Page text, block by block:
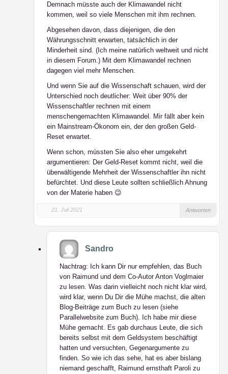
Demnach müsste auch der Klimawandel nicht
kommen, weil so viele Menschen mit ihm rechnen.
Abgesehen davon, dass diejenigen, die den
Währungsschnitt erwarten, tatsächlich in der
Minderheit sind. (Ich meine natürlich weltweit und nicht
in diesem Forum.) Mit dem Klimawandel rechnen
dagegen viel mehr Menschen.
Und wenn Sie auf die Wissenschaft schauen, wird der
Unterschied noch deutlicher: Weit über 90% der
Wissenschaftler rechnen mit einem
menschengemachten Klimawandel. Mir fällt aber kein
ein Mainstream-Ökonom ein, der den großen Geld-
Reset erwartet.
Wenn schon, müssten Sie also eher umgekehrt
argumentieren: Der Geld-Reset kommt nicht, weil die
überwältigende Mehrheit der Wissenschaftler ihn nicht
befürchtet. Und diese Leute sollten schließlich Ahnung
von der Materie haben 😉
21. Juli 2021 Antworten
Sandro
Nachtrag: Ich kann Dir nur empfehlen, das Buch
von Raimund und dem Co-Autor Anton Voglmaier
zu lesen. Was darin vielleicht noch nicht klar wird,
wird klar, wenn Du Dir die Mühe machst, die alten
Blog-Beiträge zum Buch zu lesen (siehe
Parallelwebsite zum Buch). Ich habe mir diese
Mühe gemacht. Es gab durchaus Leute, die sich
bereits selbst mit dem Geldsystem beschäftigt
hatten und versuchten, Gegenargumente zu
finden. So wie ich das sehe, hat es aber bislang
niemand geschafft, Raimund ernsthaft Paroli zu